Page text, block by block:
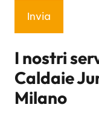
I nostri
Caldaie
Milano